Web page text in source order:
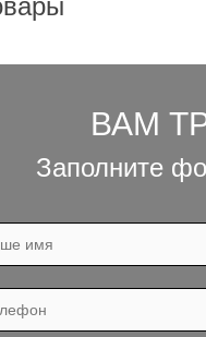
ВАМ
Заполните